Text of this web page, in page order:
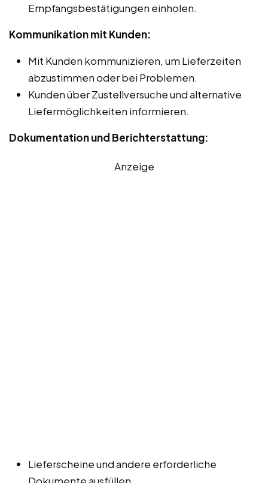
Empfangsbestätigungen einholen.
Kommunikation mit Kunden:
Mit Kunden kommunizieren, um Lieferzeiten
abzustimmen oder bei Problemen.
Kunden über Zustellversuche und alternative
Liefermöglichkeiten informieren.
Dokumentation und Berichterstattung:
Anzeige
Lieferscheine und andere erforderliche